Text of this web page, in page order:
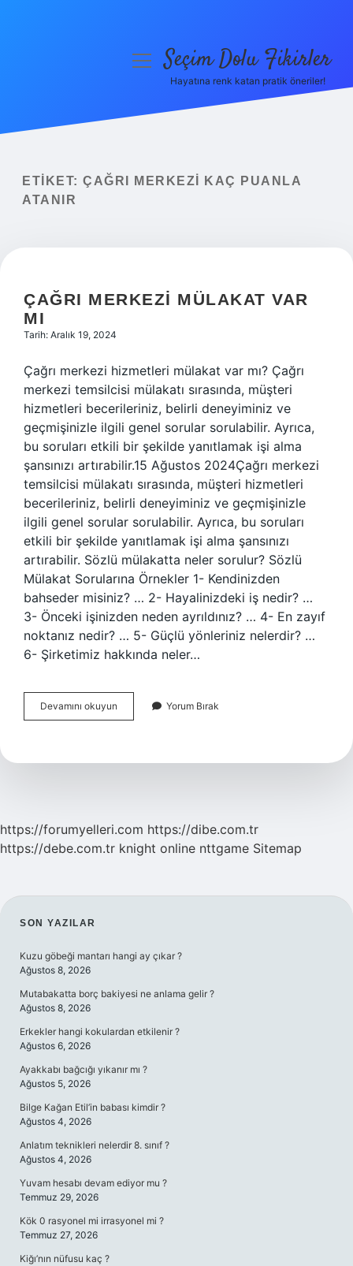
Yasal Uyarı
menüyüSeçim Dolu Fikirler
Hayatına renk katan pratik öneriler!
ETIKET: ÇAĞRI MERKEZI KAÇ PUANLA
ATANIR
ÇAĞRI MERKEZI MÜLAKAT VAR
MI
Tarih: Aralık 19, 2024
Çağrı merkezi hizmetleri mülakat var mı? Çağrı
merkezi temsilcisi mülakatı sırasında, müşteri
hizmetleri becerileriniz, belirli deneyiminiz ve
geçmişinizle ilgili genel sorular sorulabilir. Ayrıca,
bu soruları etkili bir şekilde yanıtlamak işi alma
şansınızı artırabilir.15 Ağustos 2024Çağrı merkezi
temsilcisi mülakatı sırasında, müşteri hizmetleri
becerileriniz, belirli deneyiminiz ve geçmişinizle
ilgili genel sorular sorulabilir. Ayrıca, bu soruları
etkili bir şekilde yanıtlamak işi alma şansınızı
artırabilir. Sözlü mülakatta neler sorulur? Sözlü
Mülakat Sorularına Örnekler 1- Kendinizden
bahseder misiniz? … 2- Hayalinizdeki iş nedir? …
3- Önceki işinizden neden ayrıldınız? … 4- En zayıf
noktanız nedir? … 5- Güçlü yönleriniz nelerdir? …
6- Şirketimiz hakkında neler…
Devamını okuyun
Merkezi
Mı
Yorum Bırak
https://forumyelleri.com https://dibe.com.tr
https://debe.com.tr knight online nttgame Sitemap
SIDEBAR
SON YAZILAR
Kuzu göbeği mantarı hangi ay çıkar ?
Ağustos 8, 2026
Mutabakatta borç bakiyesi ne anlama gelir ?
Ağustos 8, 2026
Erkekler hangi kokulardan etkilenir ?
Ağustos 6, 2026
Ayakkabı bağcığı yıkanır mı ?
Ağustos 5, 2026
Bilge Kağan Etil’in babası kimdir ?
Ağustos 4, 2026
Anlatım teknikleri nelerdir 8. sınıf ?
Ağustos 4, 2026
Yuvam hesabı devam ediyor mu ?
Temmuz 29, 2026
Kök 0 rasyonel mi irrasyonel mi ?
Temmuz 27, 2026
Kiğı’nın nüfusu kaç ?